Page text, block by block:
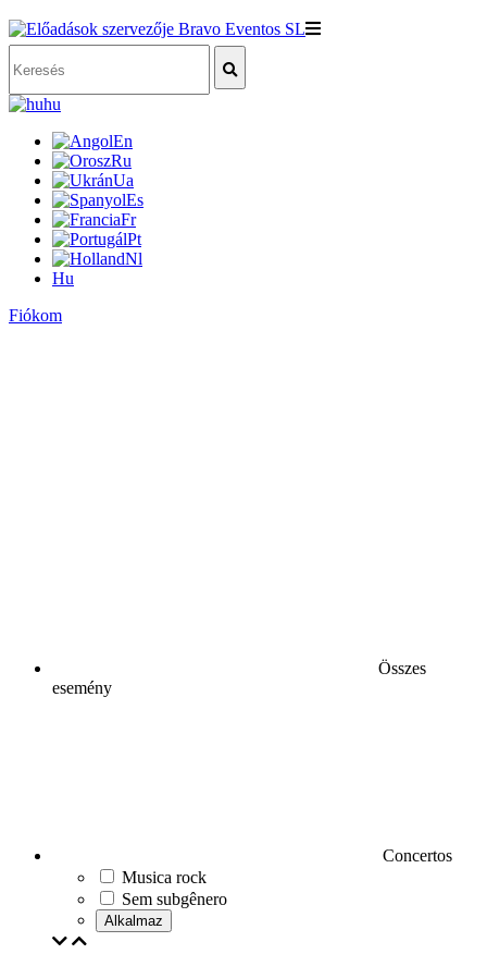
hu
En
Ru
Ua
Es
Fr
Pt
Nl
Hu
Fiókom
Összes
esemény
Concertos
Musica rock
Sem subgênero
Alkalmaz